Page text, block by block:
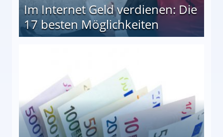
Im Internet Geld verdienen: Die
17 besten Möglichkeiten